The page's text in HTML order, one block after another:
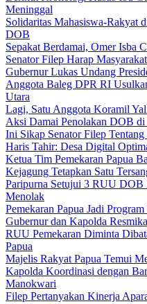
Meninggal
Solidaritas Mahasiswa-Rakyat
DOB
Sepakat Berdamai, Omer Isba
Senator Filep Harap
Gubernur Lukas Undang
Anggota Baleg DPR RI
Utara
Lagi, Satu Anggota Koramil
Aksi Damai Penolakan DOB
Ini Sikap Senator Filep Tentang
Haris Tahir: Desa Digital
Ketua Tim Pemekaran Papua
Kejagung Tetapkan Satu
Paripurna Setujui 3 RUU DOB
Menolak
Pemekaran Papua Jadi
Gubernur dan Kapolda
RUU Pemekaran Diminta
Papua
Majelis Rakyat Papua Temui
Kapolda Koordinasi dengan
Manokwari
Filep Pertanyakan Kinerja